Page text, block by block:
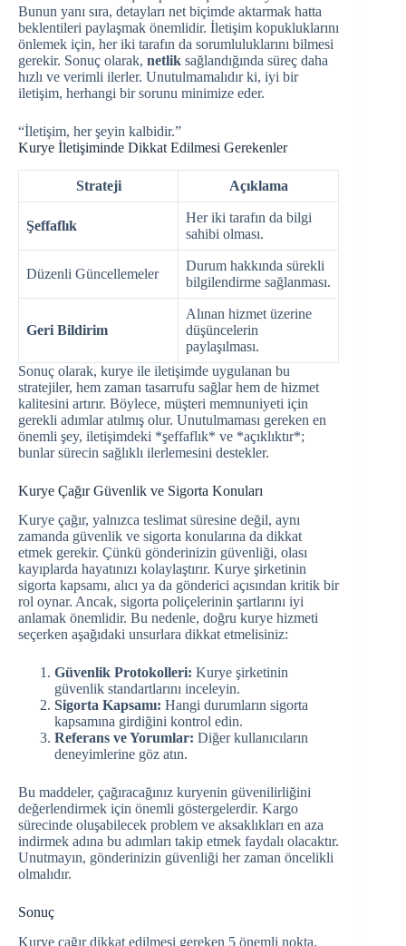
Bunun yanı sıra, detayları net biçimde aktarmak hatta
beklentileri paylaşmak önemlidir. İletişim kopukluklarını
önlemek için, her iki tarafın da sorumluluklarını bilmesi
gerekir. Sonuç olarak, netlik sağlandığında süreç daha
hızlı ve verimli ilerler. Unutulmamalıdır ki, iyi bir
iletişim, herhangi bir sorunu minimize eder.
“İletişim, her şeyin kalbidir.”
Kurye İletişiminde Dikkat Edilmesi Gerekenler
Strateji Açıklama
Şeffaflık
Her iki tarafın da bilgi
sahibi olması.
Düzenli Güncellemeler
Durum hakkında sürekli
bilgilendirme sağlanması.
Geri Bildirim
Alınan hizmet üzerine
düşüncelerin
paylaşılması.
Sonuç olarak, kurye ile iletişimde uygulanan bu
stratejiler, hem zaman tasarrufu sağlar hem de hizmet
kalitesini artırır. Böylece, müşteri memnuniyeti için
gerekli adımlar atılmış olur. Unutulmaması gereken en
önemli şey, iletişimdeki *şeffaflık* ve *açıklıktır*;
bunlar sürecin sağlıklı ilerlemesini destekler.
Kurye Çağır Güvenlik ve Sigorta Konuları
Kurye çağır, yalnızca teslimat süresine değil, aynı
zamanda güvenlik ve sigorta konularına da dikkat
etmek gerekir. Çünkü gönderinizin güvenliği, olası
kayıplarda hayatınızı kolaylaştırır. Kurye şirketinin
sigorta kapsamı, alıcı ya da gönderici açısından kritik bir
rol oynar. Ancak, sigorta poliçelerinin şartlarını iyi
anlamak önemlidir. Bu nedenle, doğru kurye hizmeti
seçerken aşağıdaki unsurlara dikkat etmelisiniz:
Güvenlik Protokolleri: Kurye şirketinin
güvenlik standartlarını inceleyin.
Sigorta Kapsamı: Hangi durumların sigorta
kapsamına girdiğini kontrol edin.
Referans ve Yorumlar: Diğer kullanıcıların
deneyimlerine göz atın.
Bu maddeler, çağıracağınız kuryenin güvenilirliğini
değerlendirmek için önemli göstergelerdir. Kargo
sürecinde oluşabilecek problem ve aksaklıkları en aza
indirmek adına bu adımları takip etmek faydalı olacaktır.
Unutmayın, gönderinizin güvenliği her zaman öncelikli
olmalıdır.
Sonuç
Kurye çağır dikkat edilmesi gereken 5 önemli nokta,